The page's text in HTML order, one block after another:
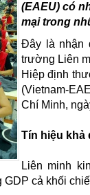
(EAEU) có
mại trong
Đây là nhận
trường Liên
Hiệp định
(Vietnam-
Chí Minh,
Tín hiệu khả
Liên minh
cả khối